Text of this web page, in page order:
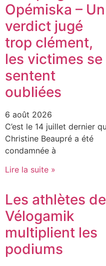
Opémiska – Un
verdict jugé
trop clément,
les victimes se
sentent
oubliées
6 août 2026
C’est le 14 juillet dernier
Christine Beaupré a été
condamnée à
Lire la suite »
Les athlètes de
Vélogamik
multiplient les
podiums